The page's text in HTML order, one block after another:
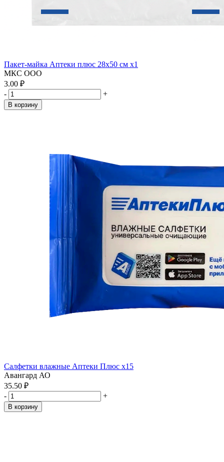
Пакет-майка Аптеки плюс 28х50 см x1
МКС ООО
3.00 ₽
-
+
В корзину
Салфетки влажные Аптеки Плюс x15
Авангард АО
35.50 ₽
-
+
В корзину